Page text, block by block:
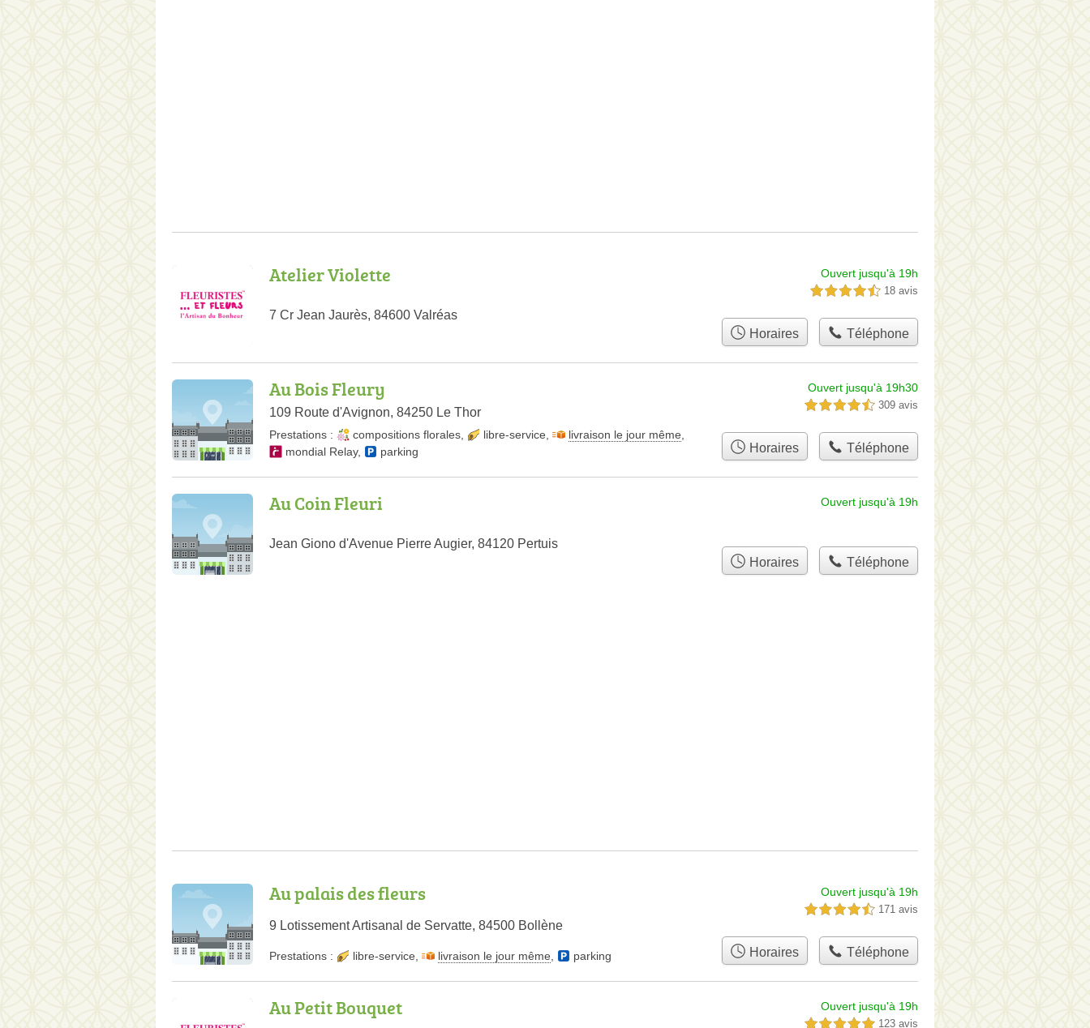
Atelier Violette
7 Cr Jean Jaurès, 84600 Valréas
Ouvert jusqu'à 19h
4,5 étoiles sur 5 18 avis
Horaires Téléphone
Au Bois Fleury
109 Route d'Avignon, 84250 Le Thor
Ouvert jusqu'à 19h30
4,5 étoiles sur 5 309 avis
Prestations : compositions florales libre-service livraison le jour même
mondial Relay, parking Horaires Téléphone
Au Coin Fleuri
Jean Giono d'Avenue Pierre Augier, 84120 Pertuis
Ouvert jusqu'à 19h
Horaires Téléphone
Au palais des fleurs
9 Lotissement Artisanal de Servatte, 84500 Bollène
Ouvert jusqu'à 19h
4,5 étoiles sur 5 171 avis
Prestations : libre-service livraison le jour même parking Horaires Téléphone
Au Petit Bouquet Ouvert jusqu'à 19h
5,0 étoiles sur 5 123 avis